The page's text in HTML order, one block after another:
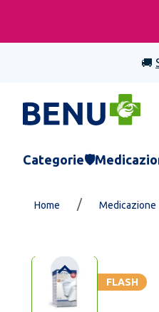
🚚
Categorie
Home / Medicazione
FLASH